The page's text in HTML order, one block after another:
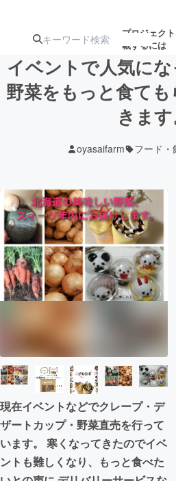
プロジェク
載するには
注目の新着プロ
ジェクト
テクノロジー・ガジェット
映像・映画
ビジネス・起業
CAMPFIRE for Social Good
CAMPFIREふるさと納税
イベントで人気に
野菜をもっと食て
きます
oyasaifarm フード・
現在イベントなどでクレープ・デ
ザートカップ・野菜直売を行って
います。 寒くなってきたのでイベ
ントも難しくなり、もっと食べた